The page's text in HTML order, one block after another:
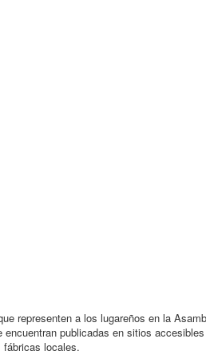
representen a los lugareños en la
publicadas en sitios
locales.